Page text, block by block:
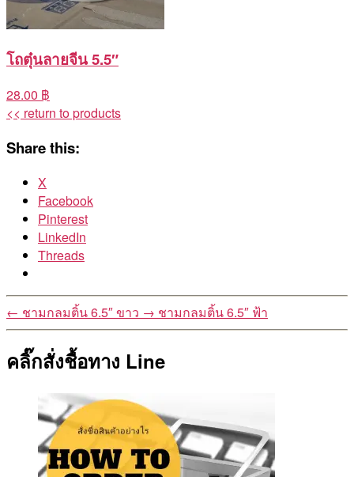
โถตุ๋นลายจีน 5.5″
28.00 ฿
<< return to products
Share this:
X
Facebook
Pinterest
LinkedIn
Threads
← ชามกลมติ้น 6.5″ ขาว → ชามกลมติ้น 6.5″ ฟ้า
คลิ๊กสั่งชื้อทาง Line